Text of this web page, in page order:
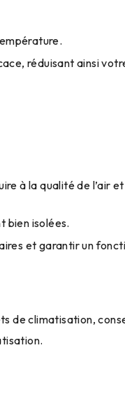
réduisant ainsi
à la qualité de l’air
bien isolées.
et garantir un
de climatisation,